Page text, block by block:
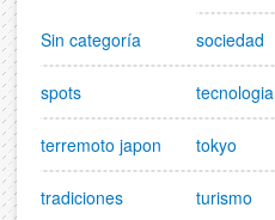
Sin categoría sociedad
spots tecnologia
terremoto japon tokyo
tradiciones turismo